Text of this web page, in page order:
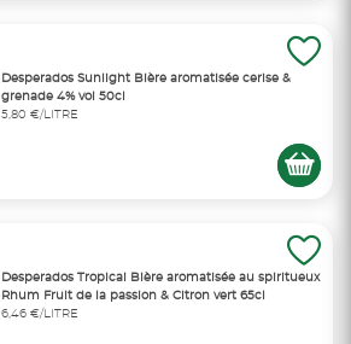
Desperados Sunlight Bière aromatisée cerise &
grenade 4% vol 50cl
5,80 €/LITRE
Desperados Tropical Bière aromatisée au spiritueux
Rhum Fruit de la passion & Citron vert 65cl
6,46 €/LITRE